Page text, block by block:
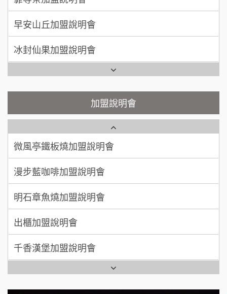
何 先生/小姐
加盟預算
呂 先生/小姐
加盟預算 200萬~400萬
顏 先生/小姐 台北市
廖 先生/小姐 高雄市
加盟預算
冰封仙果加盟說明會
Ramble Café 漫步藍咖啡加盟說明會
微風亭鐵板燒加盟說明會
【曉妍美妝】誠徵行政櫃檯
自助洗衣店誠徵代洗收送人員(台中市)
MUSHEN徵SPA美容芳療師
日十。早午食加盟說明會
拾鑶火鍋加盟說明會
全家加盟說明會
台灣G湯加盟說明會
加盟說明會
SHARE TEA歇腳亭加盟說明會
潮味決-湯滷專門店加盟說明會
鮮茶道加盟說明會
微風亭鐵板燒加盟說明會
漫步藍咖啡加盟說明會
明石章魚燒加盟說明會
出櫃加盟說明會
千香漢堡加盟說明會
七盞茶加盟說明會
拉亞漢堡加盟說明會